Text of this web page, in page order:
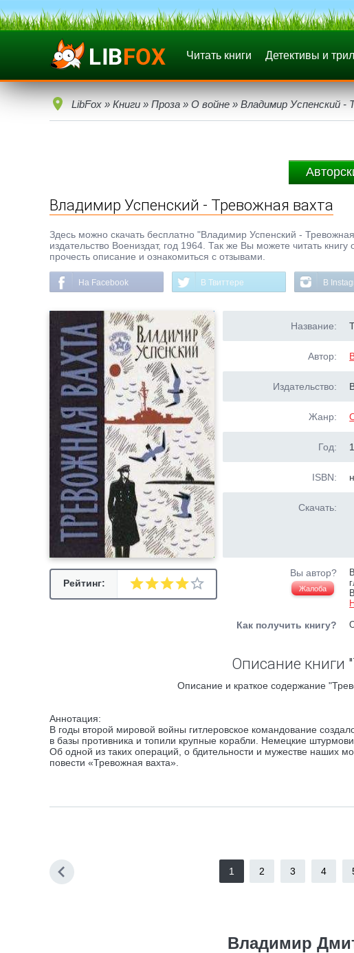
Читать книги Детективы и
LibFox » Книги » Проза » О войне » Владимир Успенский -
Владимир Успенский - Тревожная вахта
Здесь можно скачать бесплатно "Владимир Успенский -
издательство Воениздат, год 1964. Так же Вы можете читать
прочесть описание и ознакомиться с отзывами.
На Facebook В Твиттере В
Рейтинг:
Название:
Автор:
Издательство:
Жанр:
Год:
ISBN:
Скачать:
Вы автор?
Жалоба
Как получить книгу?
Описание книги
Описание и краткое содержание
Аннотация:
В годы второй мировой войны гитлеровское командование
в базы противника и топили крупные корабли. Немецкие
Об одной из таких операций, о бдительности и мужестве наших
повести «Тревожная вахта».
1 2 3 4
Владимир